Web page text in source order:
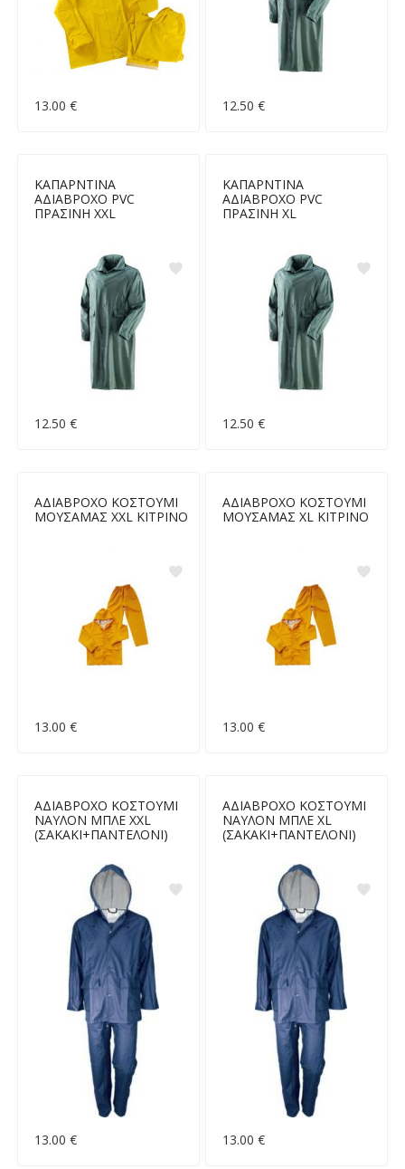
13.00 € 12.50 €
ΚΑΠΑΡΝΤΙΝΑ
ΑΔΙΑΒΡΟΧΟ PVC
ΠΡΑΣΙΝΗ XXL
12.50 €
ΚΑΠΑΡΝΤΙΝΑ
ΑΔΙΑΒΡΟΧΟ PVC
ΠΡΑΣΙΝΗ XL
12.50 €
ΑΔΙΑΒΡΟΧΟ ΚΟΣΤΟΥΜΙ
ΜΟΥΣΑΜΑΣ XXL ΚΙΤΡΙΝΟ
13.00 €
ΑΔΙΑΒΡΟΧΟ ΚΟΣΤΟΥΜΙ
ΜΟΥΣΑΜΑΣ XL ΚΙΤΡΙΝΟ
13.00 €
ΑΔΙΑΒΡΟΧΟ ΚΟΣΤΟΥΜΙ
ΝΑΥΛΟΝ ΜΠΛΕ XXL
(ΣΑΚΑΚΙ+ΠΑΝΤΕΛΟΝΙ)
13.00 €
ΑΔΙΑΒΡΟΧΟ ΚΟΣΤΟΥΜΙ
ΝΑΥΛΟΝ ΜΠΛΕ XL
(ΣΑΚΑΚΙ+ΠΑΝΤΕΛΟΝΙ)
13.00 €